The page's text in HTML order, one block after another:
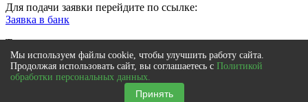
Для подачи заявки перейдите по ссылке:
Заявка в банк
Также мы рекомендуем
Онлайн заявка на кредит во все банки
Просто заполните единую анкету и за 1 час ее одобрят до 5
Мы используем файлы cookie, чтобы улучшить работу сайта.
Продолжая использовать сайт, вы соглашаетесь с Политикой
обработки персональных данных.
Принять